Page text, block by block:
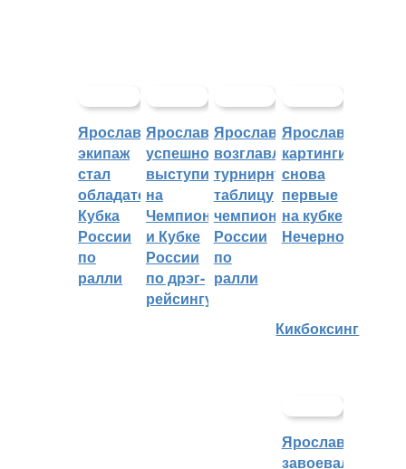
Ярославский
экипаж
стал
обладателем
Кубка
России
по
ралли
Ярославцы
успешно
выступили
на
Чемпионате
и Кубке
России
по дрэг-
рейсингу
Ярославцы
возглавляют
турнирную
таблицу
чемпионата
России
по
ралли
Ярославские
картингисты
снова
первые
на кубке
Нечерноземья
Кикбоксинг
Ярославцы
завоевали